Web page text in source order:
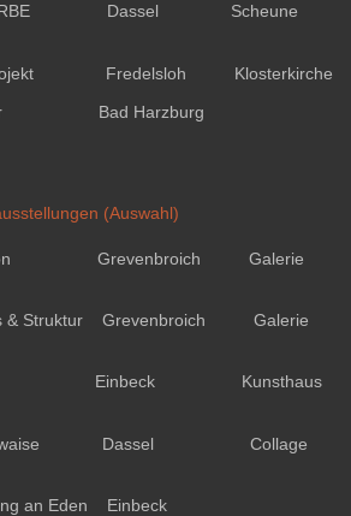
Dassel Scheune
Fredelsloh Klosterkirche
Bad Harzburg
(Auswahl)
Grevenbroich Galerie
& Struktur Grevenbroich Galerie
Einbeck Kunsthaus
Dassel Collage
an Eden Einbeck